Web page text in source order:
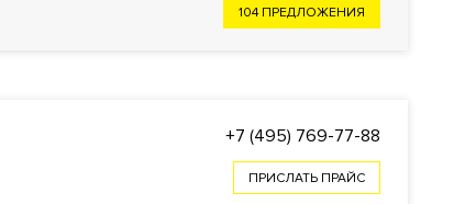
104 ПРЕДЛОЖЕНИЯ
+7 (495) 769-77-88
ПРИСЛАТЬ ПРАЙС